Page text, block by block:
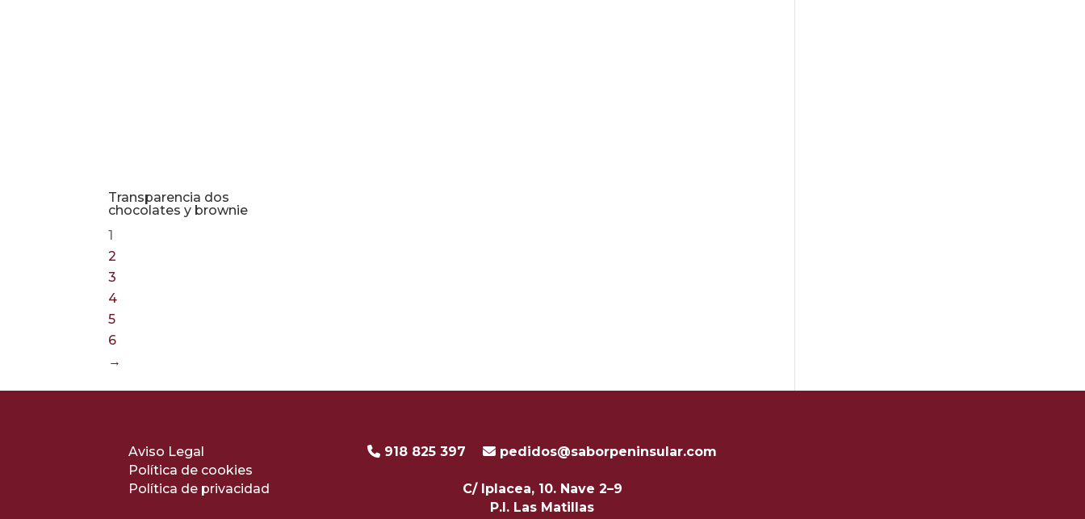
Transparencia dos
chocolates y brownie
1
2
3
4
5
6
→
Aviso Legal
Política de cookies
Política de privacidad
918 825 397 pedidos@saborpeninsular.com
C/ Iplacea, 10. Nave 2–9
P.I. Las Matillas